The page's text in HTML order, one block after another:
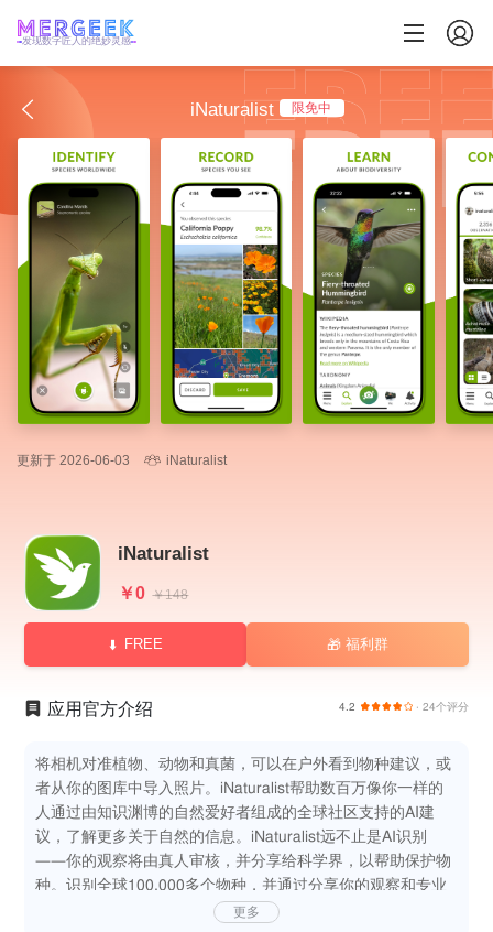
发现数字匠人的绝妙灵感
iNaturalist 限免中
更新于 2026-06-03 iNaturalist
iNaturalist
￥0 ￥148
FREE 🎁 福利群
应用官方介绍 4.2 · 24个评分
将相机对准植物、动物和真菌，可以在户外看到物种建议，或
者从你的图库中导入照片。iNaturalist帮助数百万像你一样的
人通过由知识渊博的自然爱好者组成的全球社区支持的AI建
议，了解更多关于自然的信息。iNaturalist远不止是AI识别
——你的观察将由真人审核，并分享给科学界，以帮助保护物
种。识别全球100,000多个物种，并通过分享你的观察和专业
知识帮助扩展物种列表。关键特性
更多